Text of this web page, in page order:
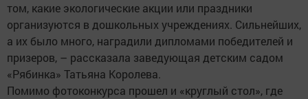
том, какие экологические акции или праздники
организуются в дошкольных учреждениях. Сильнейших,
а их было много, наградили дипломами победителей и
призеров, – рассказала заведующая детским садом
«Рябинка» Татьяна Королева.
Помимо фотоконкурса прошел и «круглый стол», где